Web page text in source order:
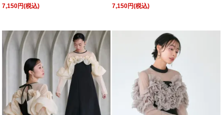
「T1707」/ 学校行事・通勤・ビジネス・オフ
7,150円(税込)
「T1706」/ 学校行事・通勤・ビジネス・オフ
7,150円(税込)